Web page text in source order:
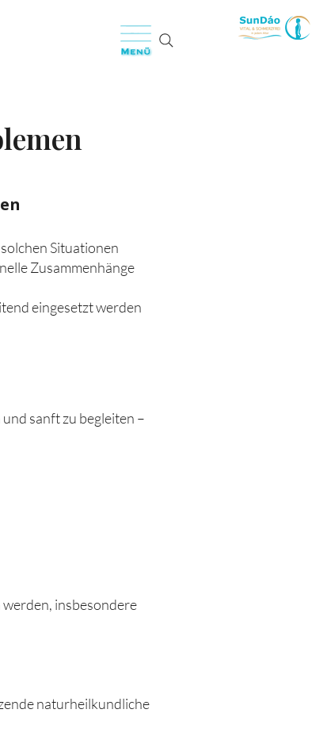
Situationen
Zusammenhänge
eingesetzt werden
sanft zu begleiten –
insbesondere
naturheilkundliche